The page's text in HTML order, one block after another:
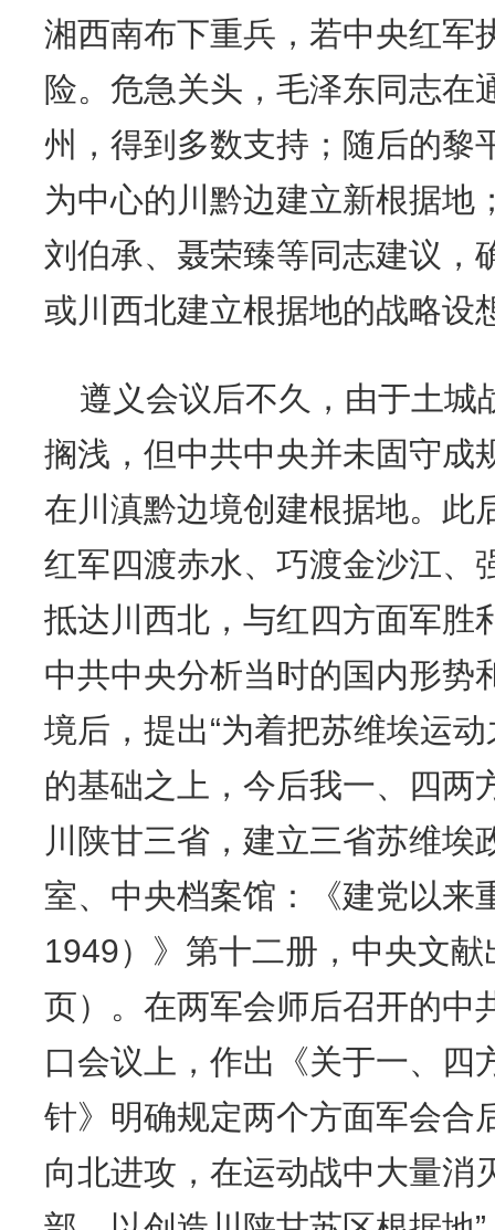
湘西南布下重兵，若中央红军
险。危急关头，毛泽东同志在
州，得到多数支持；随后的黎
为中心的川黔边建立新根据地
刘伯承、聂荣臻等同志建议，
或川西北建立根据地的战略设
遵义会议后不久，由于土城
搁浅，但中共中央并未固守成
在川滇黔边境创建根据地。此
红军四渡赤水、巧渡金沙江、
抵达川西北，与红四方面军胜
中共中央分析当时的国内形势
境后，提出“为着把苏维埃运
的基础之上，今后我一、四两
川陕甘三省，建立三省苏维埃
室、中央档案馆：《建党以
1949）》第十二册，中央文
页）。在两军会师后召开的中
口会议上，作出《关于一、四
针》明确规定两个方面军会合
向北进攻，在运动战中大量消